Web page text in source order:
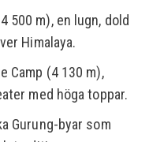
500 m), en lugn, dold
Himalaya.
Camp (4 130 m),
med höga toppar.
Gurung-byar som